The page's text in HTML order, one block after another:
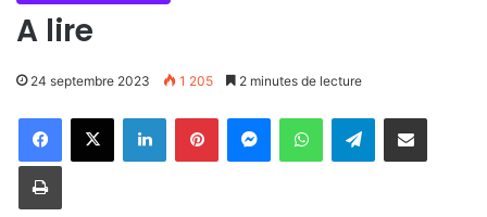
A lire
24 septembre 2023 1 205 2 minutes de lecture
LinkedinPinterestMessengerWhatsAppTelegramPartager par email
Imprimer